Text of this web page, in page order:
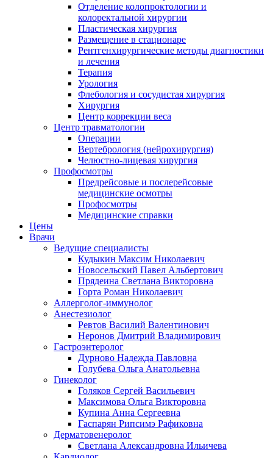
Отделение колопроктологии и
колоректальной хирургии
Пластическая хирургия
Размещение в стационаре
Рентгенхирургические методы диагностики
и лечения
Терапия
Урология
Флебология и сосудистая хирургия
Хирургия
Центр коррекции веса
Центр травматологии
Операции
Вертебрология (нейрохирургия)
Челюстно-лицевая хирургия
Профосмотры
Предрейсовые и послерейсовые
медицинские осмотры
Профосмотры
Медицинские справки
Цены
Врачи
Ведущие специалисты
Кудыкин Максим Николаевич
Новосельский Павел Альбертович
Прядеина Светлана Викторовна
Горта Роман Николаевич
Аллерголог-иммунолог
Анестезиолог
Ревтов Василий Валентинович
Неронов Дмитрий Владимирович
Гастроэнтеролог
Дурново Надежда Павловна
Голубева Ольга Анатольевна
Гинеколог
Голяков Сергей Васильевич
Максимова Ольга Викторовна
Купина Анна Сергеевна
Гаспарян Рипсимэ Рафиковна
Дерматовенеролог
Светлана Александровна Ильичева